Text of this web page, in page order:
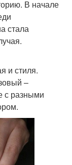
В начале
стала
и стиля.
–
с разными